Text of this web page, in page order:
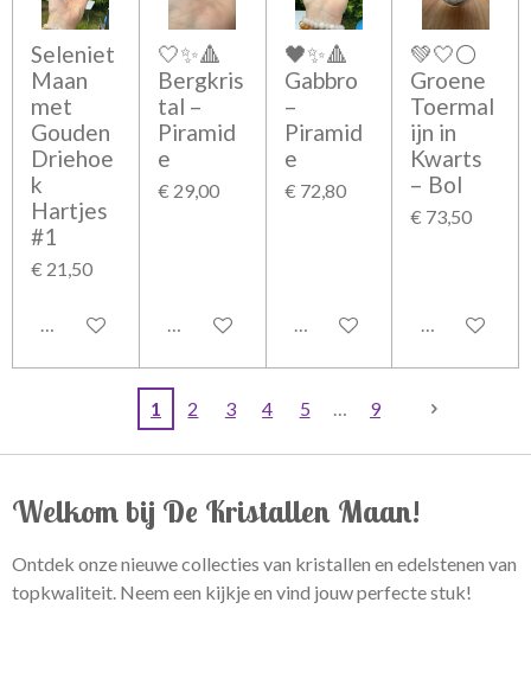
Seleniet
Maan
met
Gouden
Driehoe
k
Hartjes
#1
€ 21,50
In winkelwagen
🤍✨🔺
Bergkris
tal –
Piramid
e
€ 29,00
In winkelwagen
🖤✨🔺
Gabbro
–
Piramid
e
€ 72,80
In winkelwagen
💚🤍⚪
Groene
Toermal
ijn in
Kwarts
– Bol
€ 73,50
In
1 2 3 4 5 9
Welkom bij De Kristallen Maan!
Ontdek onze nieuwe collecties van kristallen en edelstenen van
topkwaliteit. Neem een kijkje en vind jouw perfecte stuk!